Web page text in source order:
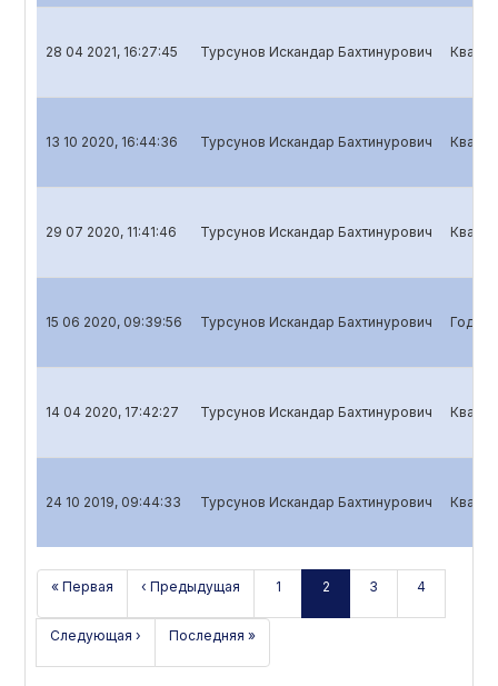
28 04 2021, 16:27:45 Турсунов Искандар Бахтинурович
13 10 2020, 16:44:36 Турсунов Искандар Бахтинурович
29 07 2020, 11:41:46 Турсунов Искандар Бахтинурович
15 06 2020, 09:39:56 Турсунов Искандар Бахтинурович
14 04 2020, 17:42:27 Турсунов Искандар Бахтинурович
24 10 2019, 09:44:33 Турсунов Искандар Бахтинурович
« Первая ‹ Предыдущая 1 2 3 4
Следующая › Последняя »